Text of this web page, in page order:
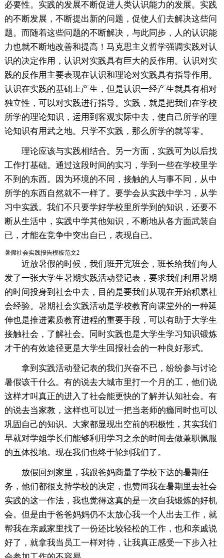
必要性。实践的发展不断促进人类认识能力的发展。实践
的不断发展，不断提出新的问题，促使人们去解决这些问
题。而随着这些问题的不断解决，与此同步，人的认识能
力也就不断地改善和提高！马克思主义哲学强调实践对认
识的决定作用，认识对实践具有巨大的反作用。认识对实
践的反作用主要表现在认识和理论对实践具有指导作用。
认识在实践的基础上产生，但是认识一经产生就具有相对
独立性，可以对实践进行指导。实践，就是把我们在学校
所学的理论知识，运用到客观实际中去，使自己所学的理
论知识有用武之地。只学不实践，那么所学的就等零。
理论应该与实践相结合。另一方面，实践可为以后找
工作打基础。通过这段时间的实习，学到一些在学校里学
不到的东西。因为环境的不同，接触的人与事不同，从中
所学的东西自然就不一样了。要学会从实践中学习，从学
习中实践。我们不只要学好学校里所学到的知识，还要不
断从生活中，实践中学其他知识，不断地从各方面武装自
已，才能在竞争中突出自已，表现自已。
暑假社会实践报告模板范文2
近放暑假的时候，我们班开完班会，班长给我们每人
发了一张大学生暑期实践活动登记表，要求我们利用暑期
的时间投身到社会中去，目的是要我们从现在开始积累社
会经验。暑期社会实践活动是学校教育向课堂外的一种延
伸也是推进素质教育进程的重要手段，可以有助于大学生
接触社会，了解社会。同时实践也是大学生学习知识锻炼
才干的有效途径更是大学生回报社会的一种良好形式。
拿到实践活动登记表的我们兴奋不已，纷纷参与讨论
暑假该干什么。有的说去大城市里打一个月的工，他们说
这样才叫真正的进入了社会能更快的了解并认知社会。有
的说去当家教，这样也可以过一把当老师的瘾同时也可以
巩固自己的知识。大家都显现出空前的积极性，其实我们
早就对学姐学长们能够利用学习之余的时间去做兼职佩服
的五体投地。现在我们也终于轮到我们了。
放假回到家里，我跟爸妈商量了学校下达的暑期任
务，他们都很支持学校的决定，也赞同我在暑期里去社会
实践的这一作法，我也觉得这真的是一次自我锻炼的好机
会。但是由于爸爸妈妈仍不太放心我一个人出去工作，就
帮我在亲戚家里找了一份还比较轻松的工作，也和亲戚说
好了，就拿我当员工一样对待，让我真正感受一下步入社